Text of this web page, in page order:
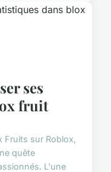
ses
fruit
Fruits sur Roblox,
quête
L'une